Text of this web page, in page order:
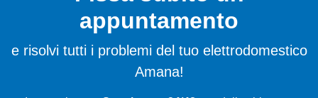
appuntamento
e risolvi tutti i problemi del tuo elettrodomestico
Amana!